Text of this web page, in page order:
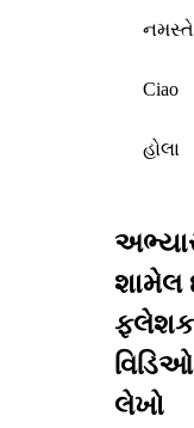
નમસ્તે
Ciao
હોલા
શામેલ
લેખો